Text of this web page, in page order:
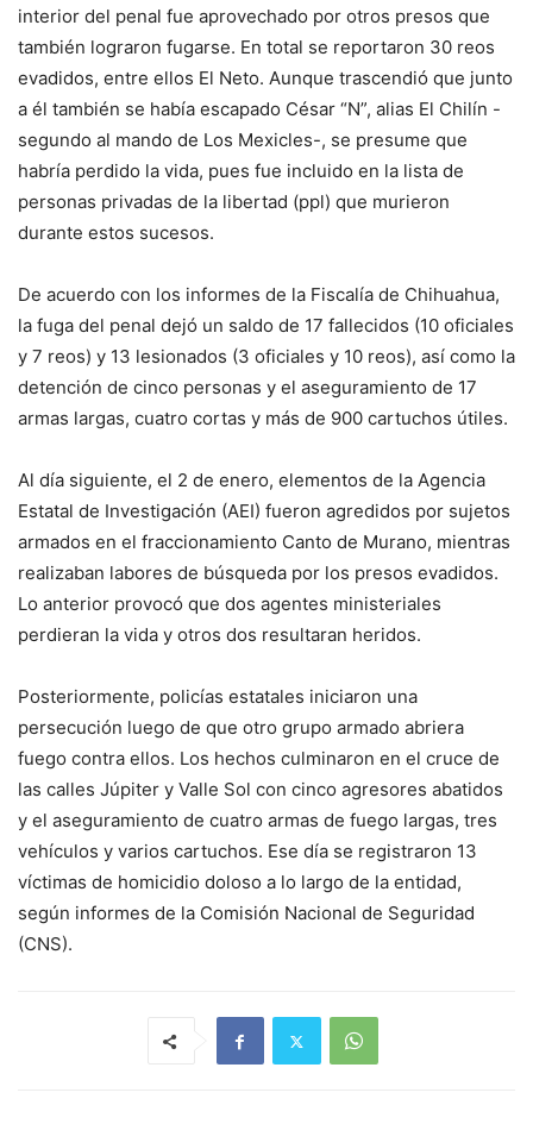
interior del penal fue aprovechado por otros presos que
también lograron fugarse. En total se reportaron 30 reos
evadidos, entre ellos El Neto. Aunque trascendió que junto
a él también se había escapado César “N”, alias El Chilín -
segundo al mando de Los Mexicles-, se presume que
habría perdido la vida, pues fue incluido en la lista de
personas privadas de la libertad (ppl) que murieron
durante estos sucesos.
De acuerdo con los informes de la Fiscalía de Chihuahua,
la fuga del penal dejó un saldo de 17 fallecidos (10 oficiales
y 7 reos) y 13 lesionados (3 oficiales y 10 reos), así como la
detención de cinco personas y el aseguramiento de 17
armas largas, cuatro cortas y más de 900 cartuchos útiles.
Al día siguiente, el 2 de enero, elementos de la Agencia
Estatal de Investigación (AEI) fueron agredidos por sujetos
armados en el fraccionamiento Canto de Murano, mientras
realizaban labores de búsqueda por los presos evadidos.
Lo anterior provocó que dos agentes ministeriales
perdieran la vida y otros dos resultaran heridos.
Posteriormente, policías estatales iniciaron una
persecución luego de que otro grupo armado abriera
fuego contra ellos. Los hechos culminaron en el cruce de
las calles Júpiter y Valle Sol con cinco agresores abatidos
y el aseguramiento de cuatro armas de fuego largas, tres
vehículos y varios cartuchos. Ese día se registraron 13
víctimas de homicidio doloso a lo largo de la entidad,
según informes de la Comisión Nacional de Seguridad
(CNS).